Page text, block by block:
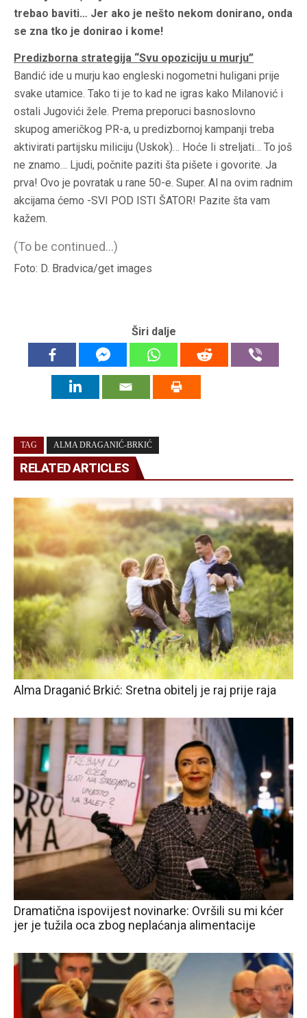
trebao baviti… Jer ako je nešto nekom donirano, onda
se zna tko je donirao i kome!
Predizborna strategija “Svu opoziciju u murju”
Bandić ide u murju kao engleski nogometni huligani prije
svake utamice. Tako ti je to kad ne igras kako Milanović i
ostali Jugovići žele. Prema preporuci basnoslovno
skupog američkog PR-a, u predizbornoj kampanji treba
aktivirati partijsku miliciju (Uskok)… Hoće li streljati… To još
ne znamo… Ljudi, počnite paziti šta pišete i govorite. Ja
prva! Ovo je povratak u rane 50-e. Super. Al na ovim radnim
akcijama ćemo -SVI POD ISTI ŠATOR! Pazite šta vam
kažem.
(To be continued…)
Foto: D. Bradvica/get images
Širi dalje
TAG ALMA DRAGANIĆ-BRKIĆ
RELATED ARTICLES
Alma Draganić Brkić: Sretna obitelj je raj prije raja
Dramatična ispovijest novinarke: Ovršili su mi kćer
jer je tužila oca zbog neplaćanja alimentacije